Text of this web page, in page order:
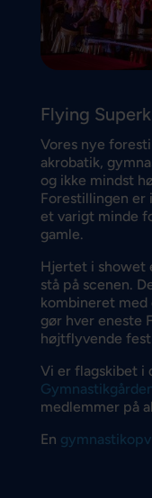
Flying
Vores nye
akrobatik,
og ikke mindst
Forestillingen er
et varigt minde
gamle.
Hjertet i showet
stå på scenen.
kombineret med
gør hver eneste
højtflyvende
Vi er flagskibet i
medlemmer på
En